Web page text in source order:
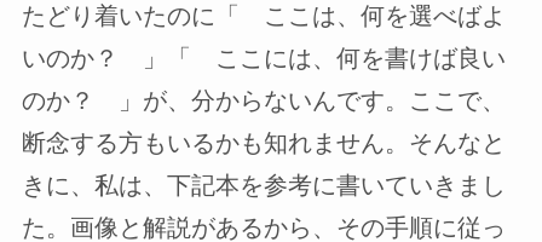
たどり着いたのに「 ここは、何を選べばよ
いのか？ 」「 ここには、何を書けば良い
のか？ 」が、分からないんです。ここで、
断念する方もいるかも知れません。そんなと
きに、私は、下記本を参考に書いていきまし
た。画像と解説があるから、その手順に従っ